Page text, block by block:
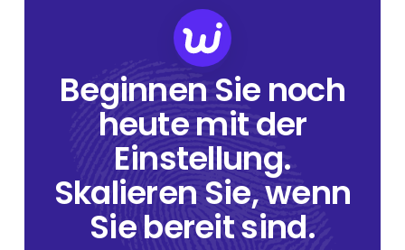
Beginnen Sie noch
heute mit der
Einstellung.
Skalieren Sie, wenn
Sie bereit sind.